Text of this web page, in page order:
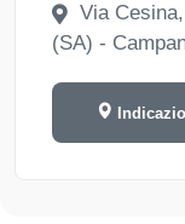
Via
(SA) -